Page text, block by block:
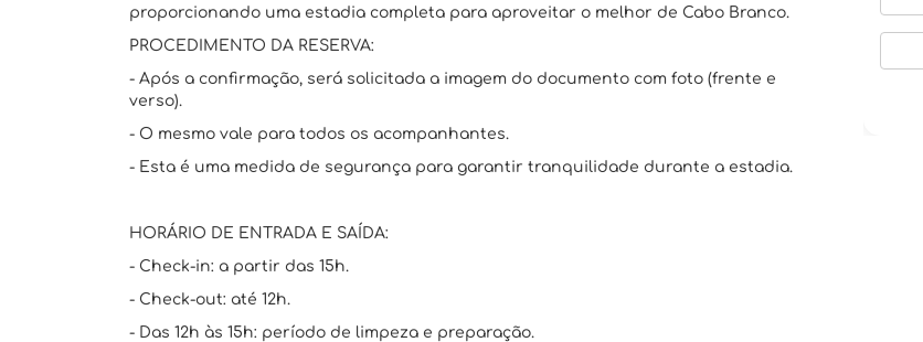
proporcionando uma estadia completa para aproveitar o melhor de Cabo Branco.
PROCEDIMENTO DA RESERVA:
- Após a confirmação, será solicitada a imagem do documento com foto (frente e
verso).
- O mesmo vale para todos os acompanhantes.
- Esta é uma medida de segurança para garantir tranquilidade durante a estadia.
HORÁRIO DE ENTRADA E SAÍDA:
- Check-in: a partir das 15h.
- Check-out: até 12h.
- Das 12h às 15h: período de limpeza e preparação.